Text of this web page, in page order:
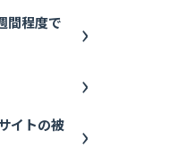
間程度で
イトの被